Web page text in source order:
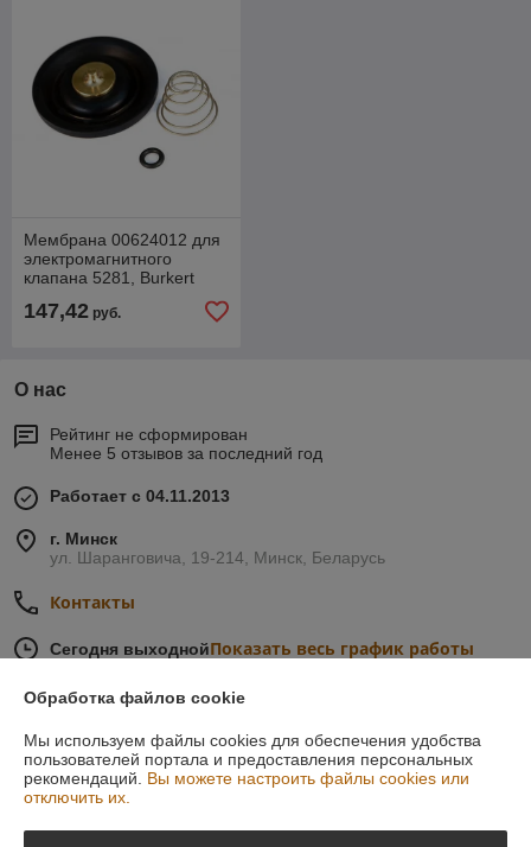
Мембрана 00624012 для
электромагнитного
клапана 5281, Burkert
147,42 руб.
О нас
Рейтинг не сформирован
Менее 5 отзывов за последний год
Работает с 04.11.2013
г. Минск
ул. Шаранговича, 19-214, Минск, Беларусь
Контакты
Сегодня выходнойПоказать весь график работы
8 отзывов за всё время
Обработка файлов cookie
Мы используем файлы cookies для обеспечения удобства
пользователей портала и предоставления персональных
рекомендаций. Вы можете настроить файлы cookies или
отключить их.